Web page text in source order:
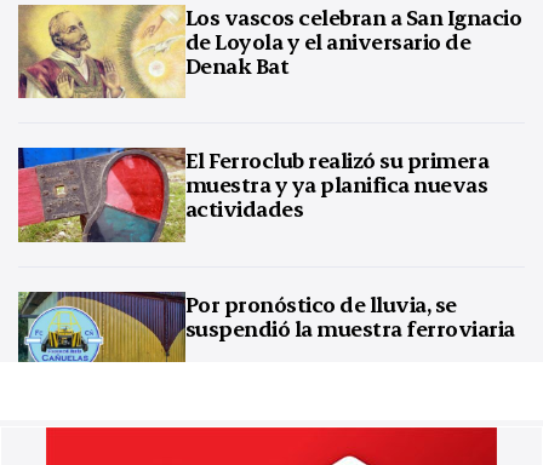
Los vascos celebran a San Ignacio
de Loyola y el aniversario de
Denak Bat
El Ferroclub realizó su primera
muestra y ya planifica nuevas
actividades
Por pronóstico de lluvia, se
suspendió la muestra ferroviaria